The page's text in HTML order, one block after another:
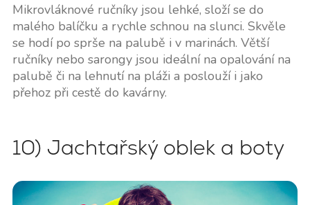
Mikrovláknové ručníky jsou lehké, složí se do
malého balíčku a rychle schnou na slunci. Skvěle
se hodí po sprše na palubě i v marinách. Větší
ručníky nebo sarongy jsou ideální na opalování na
palubě či na lehnutí na pláži a poslouží i jako
přehoz při cestě do kavárny.
10) Jachtařský oblek a boty